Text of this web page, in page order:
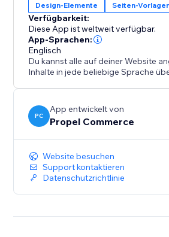
Design-Elemente Seiten-
Verfügbarkeit:
Diese App ist weltweit verfügbar.
App-Sprachen:
Englisch
Du kannst alle auf deiner Website
Inhalte in jede beliebige Sprache
PC
App entwickelt von
Propel Commerce
Website besuchen
Support kontaktieren
Datenschutzrichtlinie